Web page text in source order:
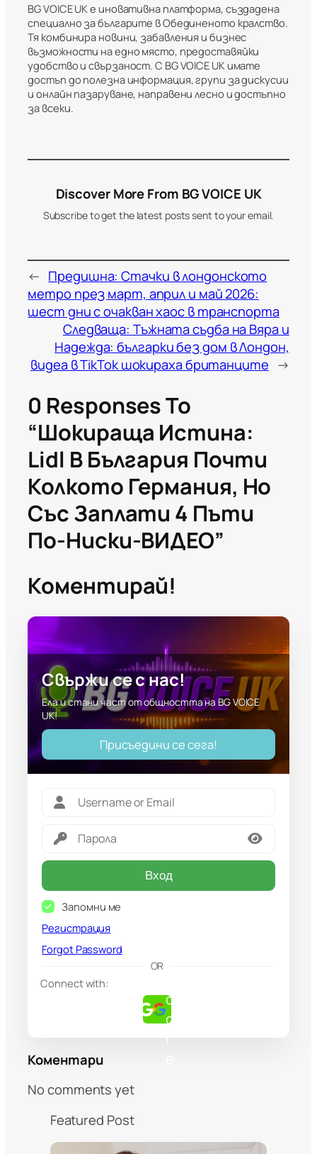
BG VOICE UK е иновативна платформа, създадена
специално за българите в Обединеното кралство.
Тя комбинира новини, забавления и бизнес
възможности на едно място, предоставяйки
удобство и свързаност. С BG VOICE UK имате
достъп до полезна информация, групи за дискусии
и онлайн пазаруване, направени лесно и достъпно
за всеки.
Discover More From BG VOICE UK
Subscribe to get the latest posts sent to your email.
← Предишна: Стачки в лондонското
метро през март, април и май 2026:
шест дни с очакван хаос в транспорта
Следваща: Тъжната съдба на Вяра и
Надежда: българки без дом в Лондон,
видеа в TikTok шокираха британците →
0 Responses To
“Шокираща Истина:
Lidl В България Почти
Колкото Германия, Но
Със Заплати 4 Пъти
По-Ниски-ВИДЕО”
Коментирай!
Свържи се с нас!
Ела и стани част от общността на BG VOICE
UK!
Присъедини се сега!
Вход
Запомни ме
Регистрация
Forgot Password
OR
Connect with:
o
g
Коментари
No comments yet
Featured Post